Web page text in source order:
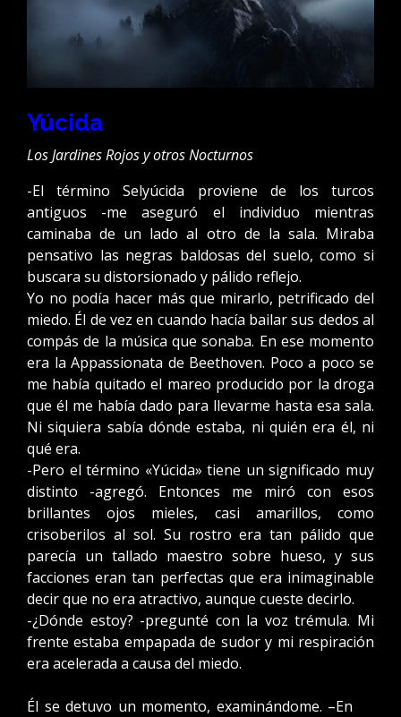
Yúcida
Los Jardines Rojos y otros Nocturnos
-El término Selyúcida proviene de los turcos
antiguos -me aseguró el individuo mientras
caminaba de un lado al otro de la sala. Miraba
pensativo las negras baldosas del suelo, como si
buscara su distorsionado y pálido reflejo.
Yo no podía hacer más que mirarlo, petrificado del
miedo. Él de vez en cuando hacía bailar sus dedos al
compás de la música que sonaba. En ese momento
era la Appassionata de Beethoven. Poco a poco se
me había quitado el mareo producido por la droga
que él me había dado para llevarme hasta esa sala.
Ni siquiera sabía dónde estaba, ni quién era él, ni
qué era.
-Pero el término «Yúcida» tiene un significado muy
distinto -agregó. Entonces me miró con esos
brillantes ojos mieles, casi amarillos, como
crisoberilos al sol. Su rostro era tan pálido que
parecía un tallado maestro sobre hueso, y sus
facciones eran tan perfectas que era inimaginable
decir que no era atractivo, aunque cueste decirlo.
-¿Dónde estoy? -pregunté con la voz trémula. Mi
frente estaba empapada de sudor y mi respiración
era acelerada a causa del miedo.
Él se detuvo un momento, examinándome. –En